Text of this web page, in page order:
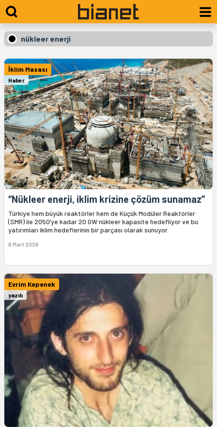
nükleer enerji
İklim Masası
Haber
“Nükleer enerji, iklim krizine çözüm sunamaz”
Türkiye hem büyük reaktörler hem de Küçük Modüler Reaktörler
(SMR) ile 2050’ye kadar 20 GW nükleer kapasite hedefliyor ve bu
yatırımları iklim hedeflerinin bir parçası olarak sunuyor.
6 Mart 2026
Evrim Kepenek
yazdı